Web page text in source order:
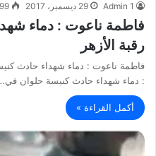
Admin 1 29 ديسمبر، 2017
فاطمة ناعوت : دماء
رقبة الأزهر
فاطمة ناعوت : دماء شهداء حادث
: دماء شهداء حادث كنيسة حلوان
أكمل القراءة »